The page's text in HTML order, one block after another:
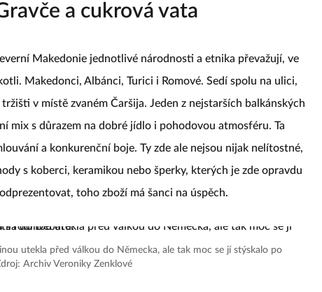
a cukrová vata
Makedonie jednotlivé národnosti a etnika převažují, ve
Makedonci, Albánci, Turici i Romové. Sedí spolu na ulici,
v místě zvaném Čaršija. Jeden z nejstarších balkánských
mix s důrazem na dobré jídlo i pohodovou atmosféru. Ta
a konkurenční boje. Ty zde ale nejsou nijak nelítostné,
s koberci, keramikou nebo šperky, kterých je zde opravdu
toho zboží má šanci na úspěch.
utekla před válkou do Německa, ale tak moc se jí stýskalo po
Archiv Veroniky Zenklové